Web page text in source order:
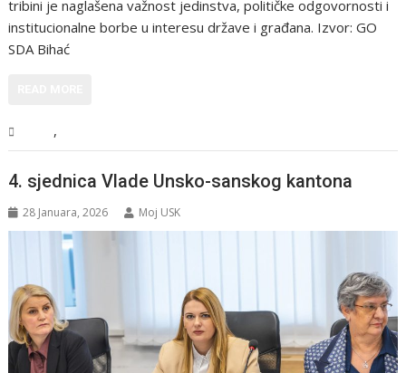
tribini je naglašena važnost jedinstva, političke odgovornosti i
institucionalne borbe u interesu države i građana. Izvor: GO
SDA Bihać
,
4. sjednica Vlade Unsko-sanskog kantona
28 Januara, 2026 Moj USK